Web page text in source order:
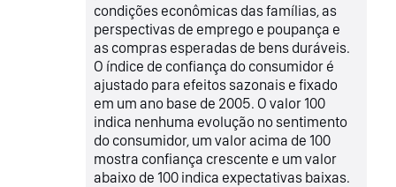
condições econômicas das famílias, as
perspectivas de emprego e poupança e
as compras esperadas de bens duráveis.
O índice de confiança do consumidor é
ajustado para efeitos sazonais e fixado
em um ano base de 2005. O valor 100
indica nenhuma evolução no sentimento
do consumidor, um valor acima de 100
mostra confiança crescente e um valor
abaixo de 100 indica expectativas baixas.